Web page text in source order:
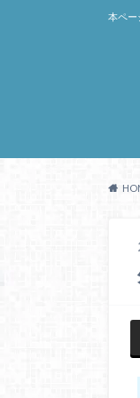
本ペー